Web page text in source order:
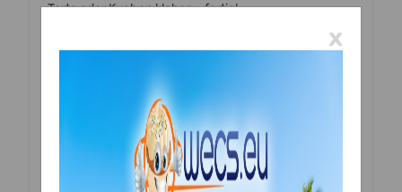
Torte oder Kuchen kleben - fertig!
essbaren Kleber zum aufkleben.
Wir drucken die Keksaufleger auf dem gewünschten
Papier! Bitte einfach auswählen!
Achtung: Oblatenpapier - Wafer Paper ist nicht gut für
x